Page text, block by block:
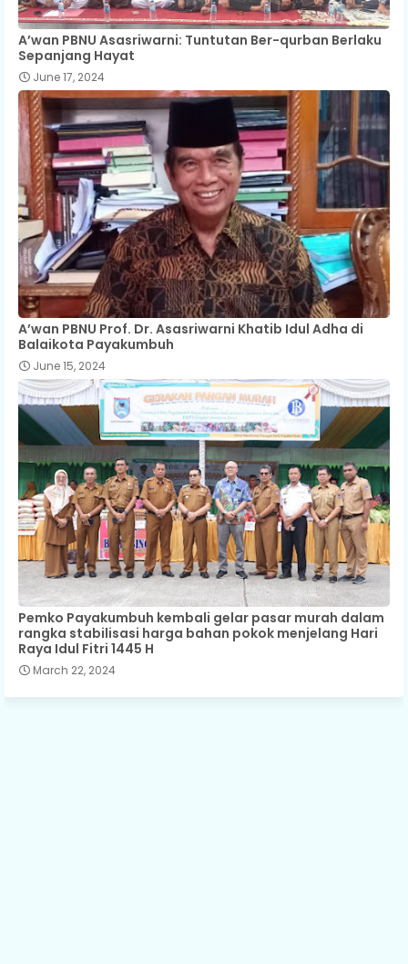
A’wan PBNU Asasriwarni: Tuntutan Ber-qurban Berlaku
Sepanjang Hayat
June 17, 2024
A’wan PBNU Prof. Dr. Asasriwarni Khatib Idul Adha di
Balaikota Payakumbuh
June 15, 2024
Pemko Payakumbuh kembali gelar pasar murah dalam
rangka stabilisasi harga bahan pokok menjelang Hari
Raya Idul Fitri 1445 H
March 22, 2024